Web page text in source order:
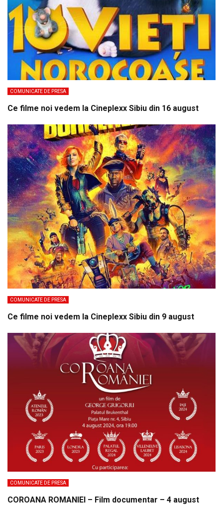
COMUNICATE DE PRESA
Ce filme noi vedem la Cineplexx Sibiu din 16 august
COMUNICATE DE PRESA
Ce filme noi vedem la Cineplexx Sibiu din 9 august
COMUNICATE DE PRESA
COROANA ROMANIEI – Film documentar – 4 august